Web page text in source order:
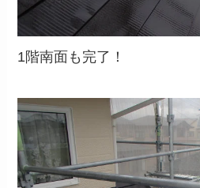
1階南面も完了！